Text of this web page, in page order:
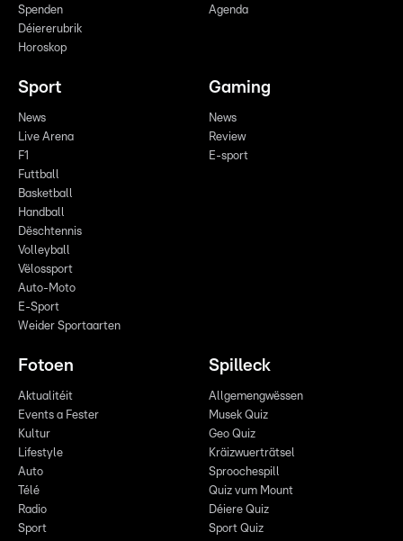
Spenden
Déiererubrik
Horoskop
Agenda
Sport
News
Live Arena
F1
Futtball
Basketball
Handball
Dëschtennis
Volleyball
Vëlossport
Auto-Moto
E-Sport
Weider Sportaarten
Gaming
News
Review
E-sport
Fotoen
Aktualitéit
Events a Fester
Kultur
Lifestyle
Auto
Télé
Radio
Sport
Spilleck
Allgemengwëssen
Musek Quiz
Geo Quiz
Kräizwuerträtsel
Sproochespill
Quiz vum Mount
Déiere Quiz
Sport Quiz